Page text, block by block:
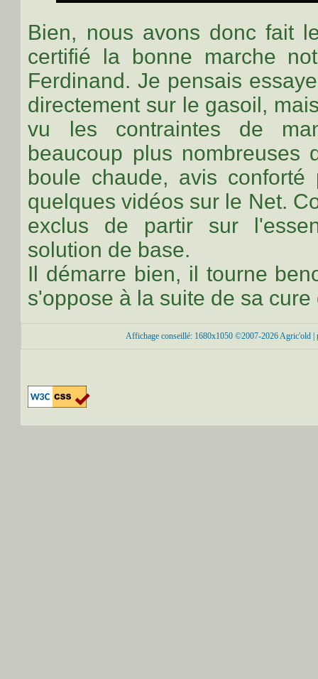
Bien, nous avons donc fait
certifié la bonne marche
Ferdinand. Je pensais
directement sur le gasoil,
vu les contraintes de
beaucoup plus nombreuses
boule chaude, avis
quelques vidéos sur le Net.
exclus de partir sur
solution de base.
Il démarre bien, il tourne
s'oppose à la suite de sa
Affichage conseillé: 1680x1050 ©2007-2026 Agric'old |